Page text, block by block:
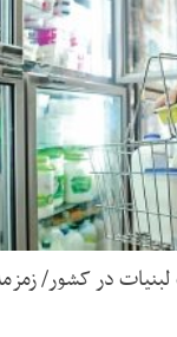
در کشور/